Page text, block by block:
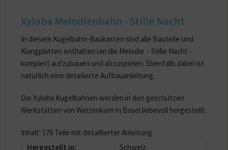
Xyloba Melodienbahn - Stille Nacht
In diesem Kugelbahn-Baukasten sind alle Bauteile und
Klangplatten enthalten um die Melodie - Stille Nacht -
komplett aufzubauen und abzuspielen. Ebenfalls dabei ist
natürlich eine detailierte Aufbauanleitung.
Die Xyloba Kugelbahnen werden in den geschützen
Werkstätten von Weizenkorn in Basel liebevoll hergestellt.
Inhalt: 176 Teile mit detaillierter Anleitung
Hergestellt in:
Schweiz